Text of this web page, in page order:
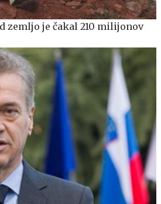
zemljo je čakal 210 milijonov